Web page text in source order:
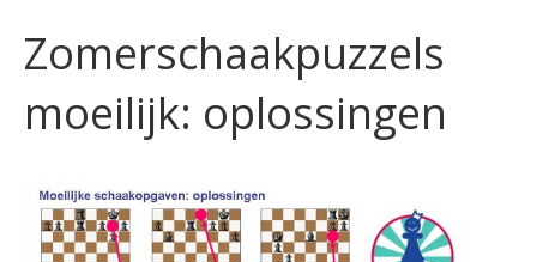
Zomerschaakpuzzels
moeilijk: oplossingen